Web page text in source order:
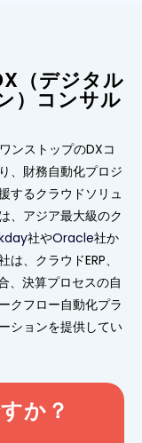
デジタル
）コンサル
ンストップのDXコ
、財務自動化プロジ
するクラウドソリュ
、アジア最大級のク
社やOracle社か
、クラウドERP、
、決算プロセスの自
クフロー自動化プラ
ションを提供してい
か？